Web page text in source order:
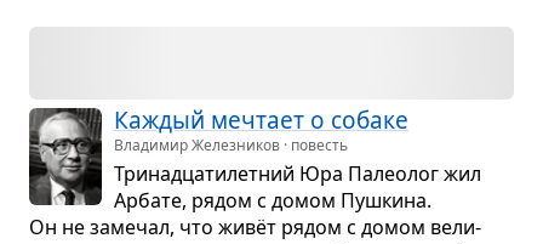
Каж­дый меч­тает о собаке
Владимир Железников · повесть
Три­на­дца­ти­лет­ний Юра Палео­лог жил
Арбате, рядом с домом Пуш­кина.
Он не заме­чал, что живёт рядом с домом вели­